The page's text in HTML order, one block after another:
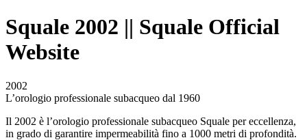
Squale 2002 || Squale Official
Website
2002
L’orologio professionale subacqueo dal 1960
Il 2002 è l’orologio professionale subacqueo Squale per eccellenza,
in grado di garantire impermeabilità fino a 1000 metri di profondità.